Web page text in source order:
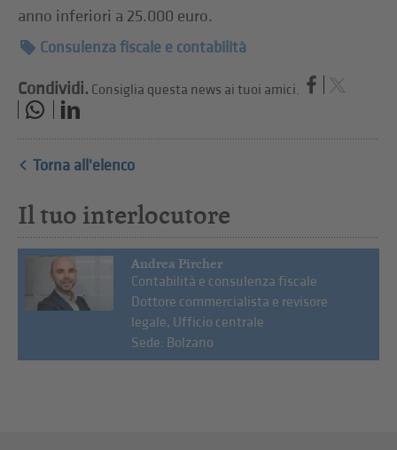
anno inferiori a 25.000 euro.
Consulenza fiscale e contabilità
Condividi. Consiglia questa news ai tuoi amici.
Torna all'elenco
Il tuo interlocutore
Andrea Pircher
Contabilità e consulenza fiscale
Dottore commercialista e revisore
legale, Ufficio centrale
Sede: Bolzano